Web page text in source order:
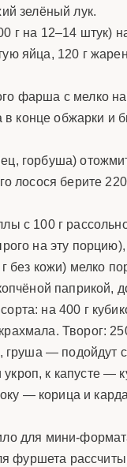
зелёный лук.
г на 12–14 штук)
яйца, 120 г
фарша с мелко
конце обжарки
горбуша)
лосося берите
с 100 г
на эту
кожи) мелко
на 400 г
Творог:
— подойдут
к капусте —
— корица и
для мини-
фуршета